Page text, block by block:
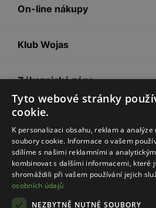
On-line nákupy
Klub Wojas
Zákaznická zóna
Společnost Wojas
Rady
Tyto webové stránky
cookie.
K personalizaci obsahu, reklam a
soubory cookie. Informace o vašem
sdílíme s našimi reklamními a
kombinovat s dalšími informacemi, které
shromáždili při vašem používání jejich
osobních údajů
NEZBYTNĚ NUTNÉ SOUBORY